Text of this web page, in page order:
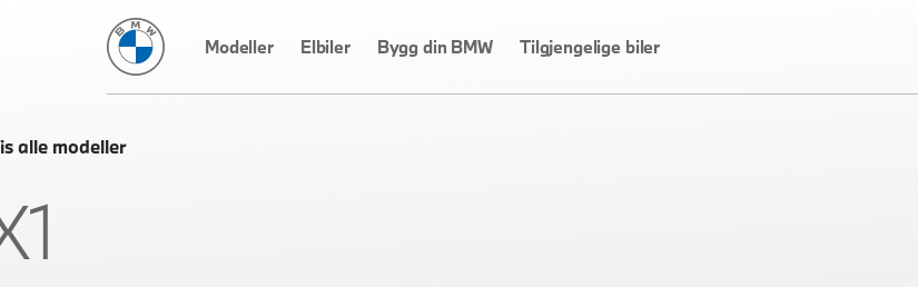
BMW Norge
Modeller Elbiler Bygg din BMW Tilgjengelige biler
alle modeller